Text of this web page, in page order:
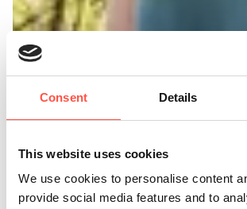
Consent Details
This website uses cookies
We use cookies to personalise content
provide social media features and to